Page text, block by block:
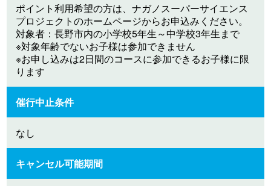
ポイント利用希望の方は、ナガノスーパーサイエンス
プロジェクトのホームページからお申込みください。
対象者：長野市内の小学校5年生～中学校3年生まで
※対象年齢でないお子様は参加できません
※お申し込みは2日間のコースに参加できるお子様に限
ります
催行中止条件
なし
キャンセル可能期間